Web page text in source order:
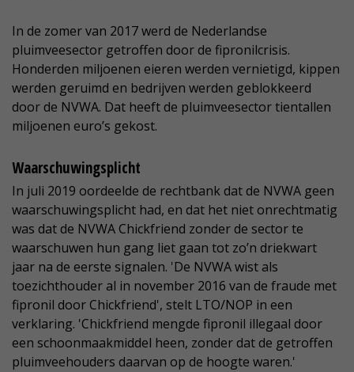
In de zomer van 2017 werd de Nederlandse
pluimveesector getroffen door de fipronilcrisis.
Honderden miljoenen eieren werden vernietigd, kippen
werden geruimd en bedrijven werden geblokkeerd
door de NVWA. Dat heeft de pluimveesector tientallen
miljoenen euro’s gekost.
Waarschuwingsplicht
In juli 2019 oordeelde de rechtbank dat de NVWA geen
waarschuwingsplicht had, en dat het niet onrechtmatig
was dat de NVWA Chickfriend zonder de sector te
waarschuwen hun gang liet gaan tot zo’n driekwart
jaar na de eerste signalen. 'De NVWA wist als
toezichthouder al in november 2016 van de fraude met
fipronil door Chickfriend', stelt LTO/NOP in een
verklaring. 'Chickfriend mengde fipronil illegaal door
een schoonmaakmiddel heen, zonder dat de getroffen
pluimveehouders daarvan op de hoogte waren.'